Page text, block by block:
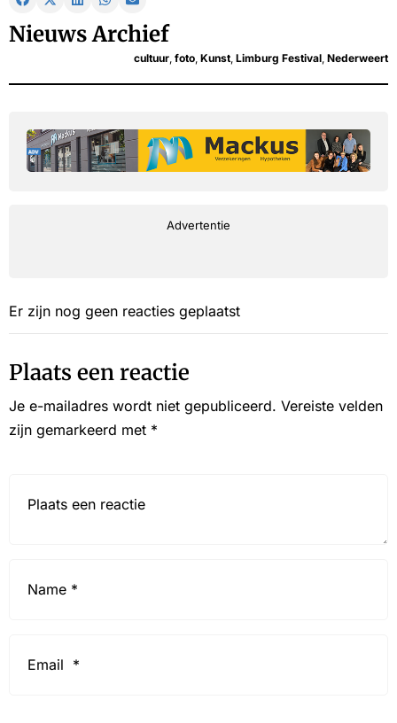
Nieuws Archief
cultuur foto Kunst Limburg Festival Nederweert
Advertentie
Er zijn nog geen reacties geplaatst
Plaats een reactie
Je e-mailadres wordt niet gepubliceerd. Vereiste velden
zijn gemarkeerd met *